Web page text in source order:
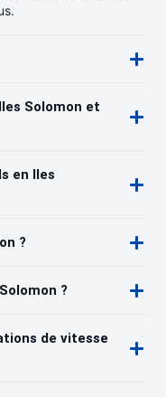
Solomon et
en Iles
?
?
de vitesse